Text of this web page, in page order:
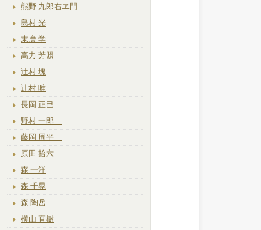
熊野 九郎右ヱ門
島村 光
末廣 学
高力 芳照
辻村 塊
辻村 唯
長岡 正巳
野村 一郎
藤岡 周平
原田 拾六
森 一洋
森 千晃
森 陶岳
横山 直樹